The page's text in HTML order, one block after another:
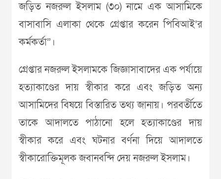
জড়িত নজরুল ইসলাম (৩০) নামে এক আসামিকে
বাসাবাসি এলাকা থেকে গ্রেপ্তার করেন পিবিআই’র
কর্মকর্তা”।
গ্রেপ্তার নজরুল ইসলামকে জিজ্ঞাসাবাদের এক পর্যায়ে
হত্যাকাণ্ডের দায় স্বীকার করে এবং জড়িত অন্য
আসামিদের বিষয়ে বিস্তারিত তথ্য জানায়। পরবর্তীতে
তাকে আদালতে পাঠানো হলে হত্যাকাণ্ডের দায়
স্বীকার করে এবং ঘটনার বর্ণনা দিয়ে আদালতে
স্বীকারোক্তিমূলক জবানবন্দি দেয় নজরুল ইসলাম।